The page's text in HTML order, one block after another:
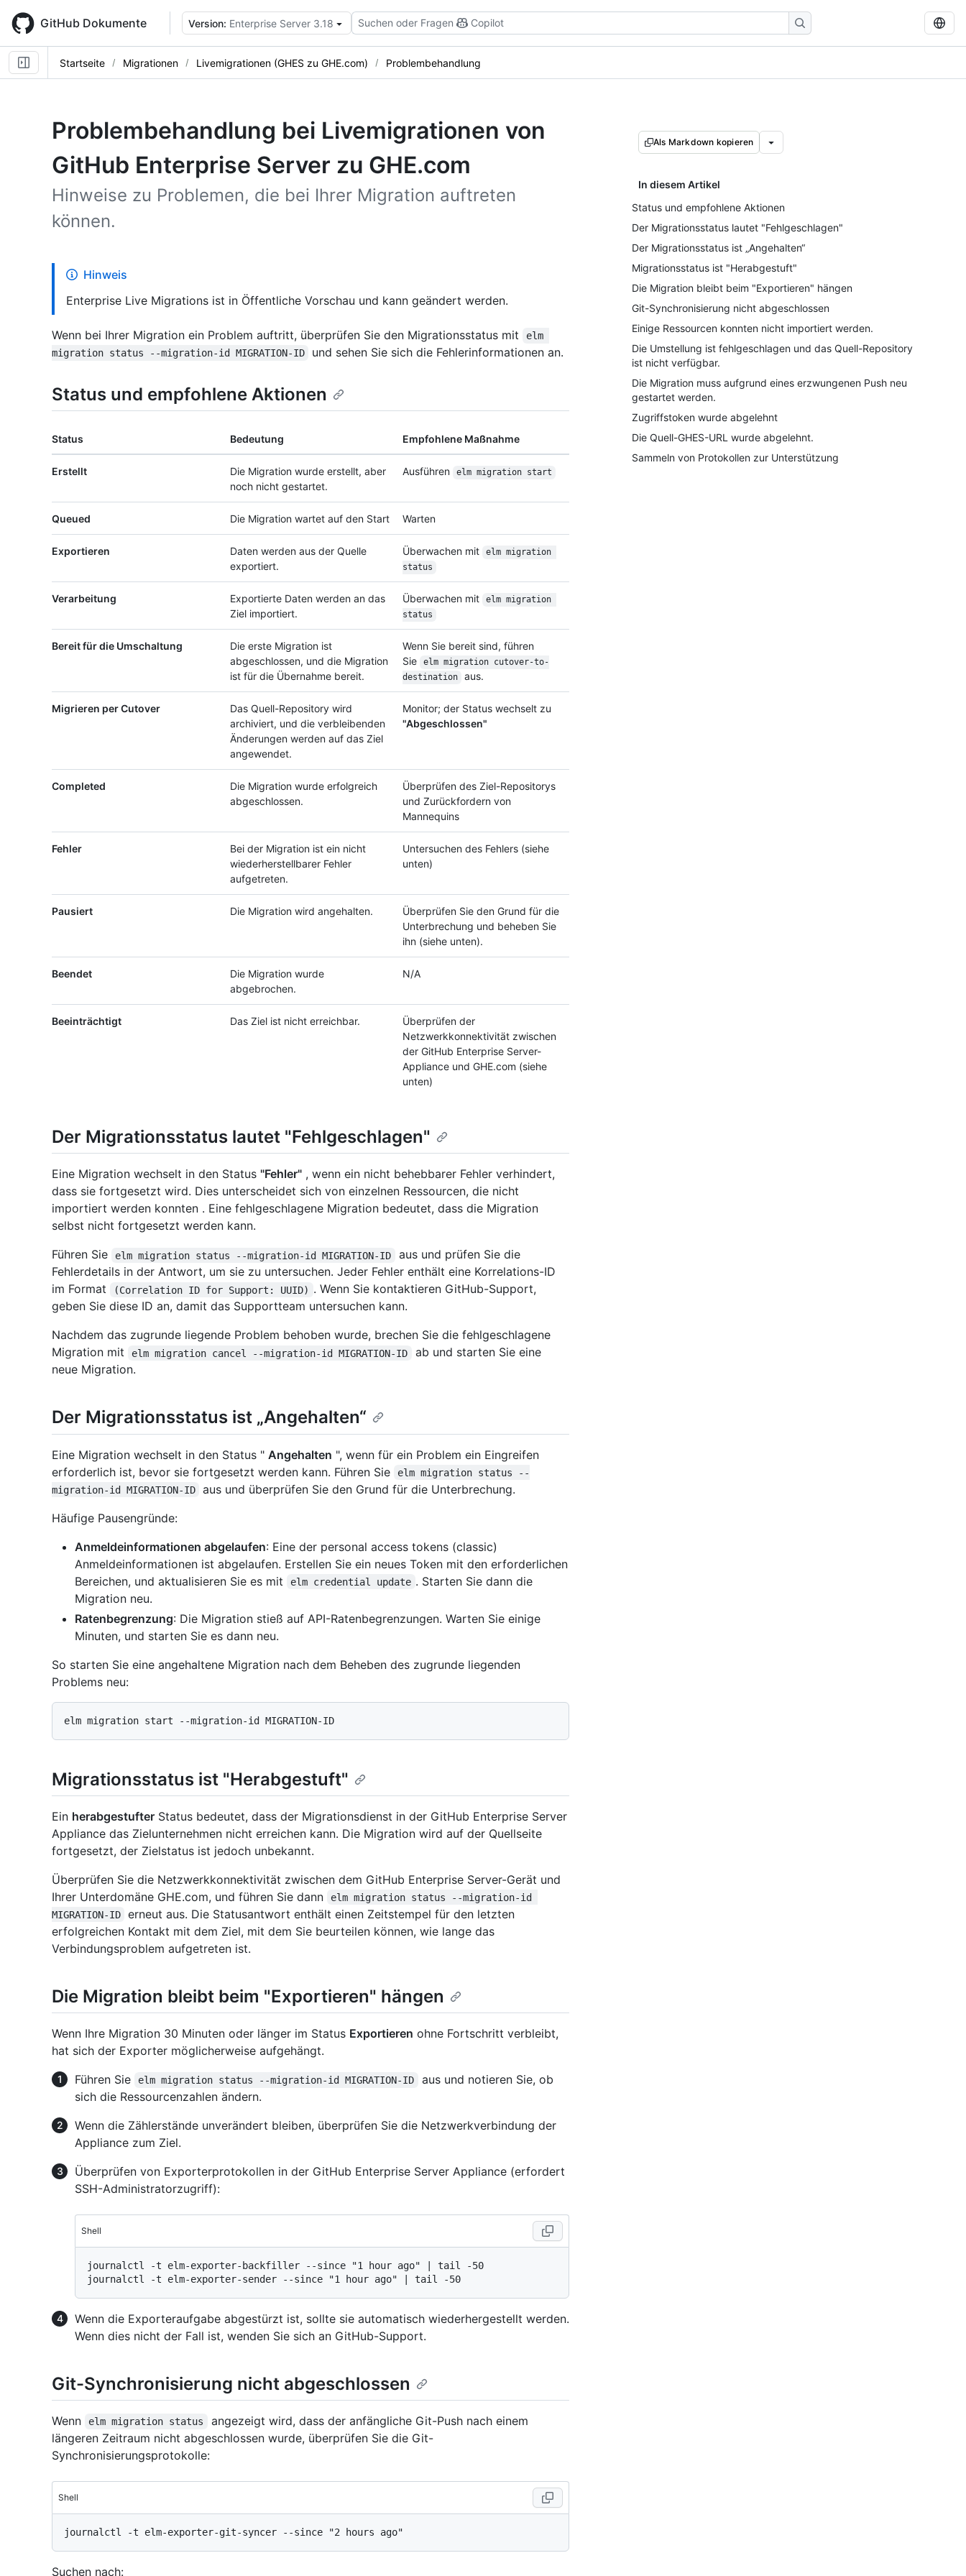
main
content
GitHub Dokumente Version: Enterprise Server 3.18 Suchen oder Fragen Copilot
Startseite Migrationen Livemigrationen (GHES zu GHE.com) Problembehandlung
Problembehandlung bei Livemigrationen von
GitHub Enterprise Server zu GHE.com
Hinweise zu Problemen, die bei Ihrer Migration auftreten
können.
Als Markdown kopieren
In diesem Artikel
Status und empfohlene Aktionen
Der Migrationsstatus lautet "Fehlgeschlagen"
Der Migrationsstatus ist „Angehalten“
Migrationsstatus ist "Herabgestuft"
Die Migration bleibt beim "Exportieren" hängen
Git-Synchronisierung nicht abgeschlossen
Einige Ressourcen konnten nicht importiert werden.
Die Umstellung ist fehlgeschlagen und das Quell-Repository
ist nicht verfügbar.
Die Migration muss aufgrund eines erzwungenen Push neu
gestartet werden.
Zugriffstoken wurde abgelehnt
Die Quell-GHES-URL wurde abgelehnt.
Sammeln von Protokollen zur Unterstützung
Hinweis
Enterprise Live Migrations ist in Öffentliche Vorschau und kann geändert werden.
Wenn bei Ihrer Migration ein Problem auftritt, überprüfen Sie den Migrationsstatus mit
elm
migration status --migration-id MIGRATION-ID
und sehen Sie sich die Fehlerinformationen an.
Status und empfohlene Aktionen
Status Bedeutung Empfohlene Maßnahme
Erstellt
Die Migration wurde erstellt, aber
noch nicht gestartet.
Ausführen elm migration start
Queued Die Migration wartet auf den Start Warten
Exportieren
Daten werden aus der Quelle
exportiert.
Überwachen mit
elm migration
status
Verarbeitung
Exportierte Daten werden an das
Ziel importiert.
Überwachen mit
elm migration
status
Bereit für die Umschaltung
Die erste Migration ist
abgeschlossen, und die Migration
ist für die Übernahme bereit.
Wenn Sie bereit sind, führen
Sie
elm migration cutover-to-
destination
aus.
Migrieren per Cutover
Das Quell-Repository wird
archiviert, und die verbleibenden
Änderungen werden auf das Ziel
angewendet.
Monitor; der Status wechselt zu
"Abgeschlossen"
Completed
Die Migration wurde erfolgreich
abgeschlossen.
Überprüfen des Ziel-Repositorys
und Zurückfordern von
Mannequins
Fehler
Bei der Migration ist ein nicht
wiederherstellbarer Fehler
aufgetreten.
Untersuchen des Fehlers (siehe
unten)
Pausiert Die Migration wird angehalten.
Überprüfen Sie den Grund für die
Unterbrechung und beheben Sie
ihn (siehe unten).
Beendet
Die Migration wurde
abgebrochen.
N/A
Beeinträchtigt Das Ziel ist nicht erreichbar.
Überprüfen der
Netzwerkkonnektivität zwischen
der GitHub Enterprise Server-
Appliance und GHE.com (siehe
unten)
Der Migrationsstatus lautet "Fehlgeschlagen"
Eine Migration wechselt in den Status "Fehler" , wenn ein nicht behebbarer Fehler verhindert,
dass sie fortgesetzt wird. Dies unterscheidet sich von einzelnen Ressourcen, die nicht
importiert werden konnten . Eine fehlgeschlagene Migration bedeutet, dass die Migration
selbst nicht fortgesetzt werden kann.
Führen Sie
elm migration status --migration-id MIGRATION-ID
aus und prüfen Sie die
Fehlerdetails in der Antwort, um sie zu untersuchen. Jeder Fehler enthält eine Korrelations-ID
im Format
(Correlation ID for Support: UUID) . Wenn Sie kontaktieren GitHub-Support,
geben Sie diese ID an, damit das Supportteam untersuchen kann.
Nachdem das zugrunde liegende Problem behoben wurde, brechen Sie die fehlgeschlagene
Migration mit
elm migration cancel --migration-id MIGRATION-ID
ab und starten Sie eine
neue Migration.
Der Migrationsstatus ist „Angehalten“
Eine Migration wechselt in den Status " Angehalten ", wenn für ein Problem ein Eingreifen
erforderlich ist, bevor sie fortgesetzt werden kann. Führen Sie
elm migration status --
migration-id MIGRATION-ID
aus und überprüfen Sie den Grund für die Unterbrechung.
Häufige Pausengründe:
Anmeldeinformationen abgelaufen: Eine der personal access tokens (classic)
Anmeldeinformationen ist abgelaufen. Erstellen Sie ein neues Token mit den erforderlichen
Bereichen, und aktualisieren Sie es mit
elm credential update . Starten Sie dann die
Migration neu.
Ratenbegrenzung: Die Migration stieß auf API-Ratenbegrenzungen. Warten Sie einige
Minuten, und starten Sie es dann neu.
So starten Sie eine angehaltene Migration nach dem Beheben des zugrunde liegenden
Problems neu:
Migrationsstatus ist "Herabgestuft"
Ein herabgestufter Status bedeutet, dass der Migrationsdienst in der GitHub Enterprise Server
Appliance das Zielunternehmen nicht erreichen kann. Die Migration wird auf der Quellseite
fortgesetzt, der Zielstatus ist jedoch unbekannt.
Überprüfen Sie die Netzwerkkonnektivität zwischen dem GitHub Enterprise Server-Gerät und
Ihrer Unterdomäne GHE.com, und führen Sie dann
elm migration status --migration-id
MIGRATION-ID
erneut aus. Die Statusantwort enthält einen Zeitstempel für den letzten
erfolgreichen Kontakt mit dem Ziel, mit dem Sie beurteilen können, wie lange das
Verbindungsproblem aufgetreten ist.
Die Migration bleibt beim "Exportieren" hängen
Wenn Ihre Migration 30 Minuten oder länger im Status Exportieren ohne Fortschritt verbleibt,
hat sich der Exporter möglicherweise aufgehängt.
Führen Sie
elm migration status --migration-id MIGRATION-ID
aus und notieren Sie, ob
sich die Ressourcenzahlen ändern.
Wenn die Zählerstände unverändert bleiben, überprüfen Sie die Netzwerkverbindung der
Appliance zum Ziel.
Überprüfen von Exporterprotokollen in der GitHub Enterprise Server Appliance (erfordert
SSH-Administratorzugriff):
Shell
journalctl -t elm-exporter-backfiller --since "1 hour ago" | tail -50
Wenn die Exporteraufgabe abgestürzt ist, sollte sie automatisch wiederhergestellt werden.
Wenn dies nicht der Fall ist, wenden Sie sich an GitHub-Support.
Git-Synchronisierung nicht abgeschlossen
Wenn elm migration status
angezeigt wird, dass der anfängliche Git-Push nach einem
längeren Zeitraum nicht abgeschlossen wurde, überprüfen Sie die Git-
Synchronisierungsprotokolle:
Shell
Suchen nach: